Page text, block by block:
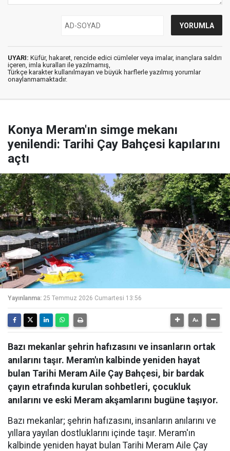
UYARI: Küfür, hakaret, rencide edici cümleler veya imalar, inançlara saldırı
içeren, imla kuralları ile yazılmamış,
Türkçe karakter kullanılmayan ve büyük harflerle yazılmış yorumlar
onaylanmamaktadır.
Konya Meram'ın simge mekanı
yenilendi: Tarihi Çay Bahçesi kapılarını
açtı
Yayınlanma: 25 Temmuz 2026 Cumartesi 13:56
Bazı mekanlar şehrin hafızasını ve insanların ortak
anılarını taşır. Meram'ın kalbinde yeniden hayat
bulan Tarihi Meram Aile Çay Bahçesi, bir bardak
çayın etrafında kurulan sohbetleri, çocukluk
anılarını ve eski Meram akşamlarını bugüne taşıyor.
Bazı mekanlar; şehrin hafızasını, insanların anılarını ve
yıllara yayılan dostluklarını içinde taşır. Meram'ın
kalbinde yeniden hayat bulan Tarihi Meram Aile Çay